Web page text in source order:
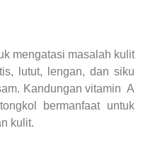
mengatasi masalah kulit
lutut, lengan, dan siku
Kandungan vitamin A
bermanfaat untuk
kulit.